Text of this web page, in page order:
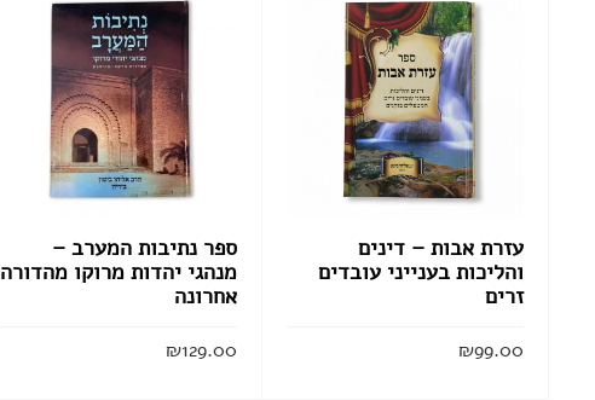
ספר נתיבות המערב –
מנהגי יהדות מרוקו מהדורה
אחרונה
₪129.00
עזרת אבות – דינים
והליכות בענייני עובדים
זרים
₪99.00